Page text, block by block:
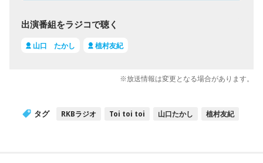
出演番組をラジコで聴く
山口 たかし 植村友紀
※放送情報は変更となる場合があります。
タグ RKBラジオ Toi toi toi 山口たかし 植村友紀